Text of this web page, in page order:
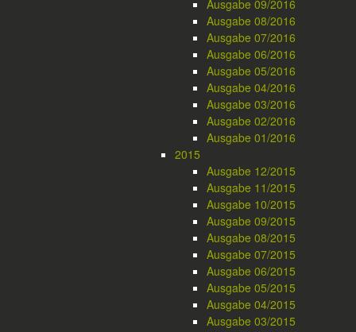
Ausgabe 09/2016
Ausgabe 08/2016
Ausgabe 07/2016
Ausgabe 06/2016
Ausgabe 05/2016
Ausgabe 04/2016
Ausgabe 03/2016
Ausgabe 02/2016
Ausgabe 01/2016
2015
Ausgabe 12/2015
Ausgabe 11/2015
Ausgabe 10/2015
Ausgabe 09/2015
Ausgabe 08/2015
Ausgabe 07/2015
Ausgabe 06/2015
Ausgabe 05/2015
Ausgabe 04/2015
Ausgabe 03/2015